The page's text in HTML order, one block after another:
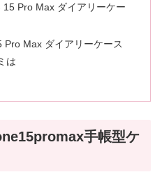
Pro Max ダイアリーケー
Pro Max ダイアリーケース
は
手帳型ケ